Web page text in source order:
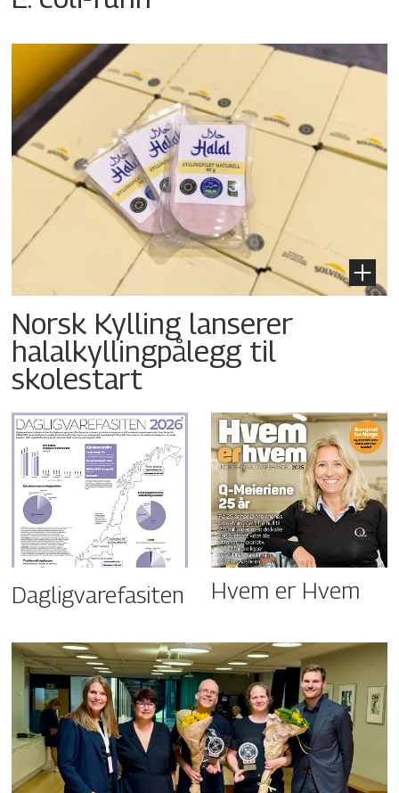
Norsk Kylling lanserer
halalkyllingpålegg til
skolestart
Dagligvarefasiten Hvem er Hvem